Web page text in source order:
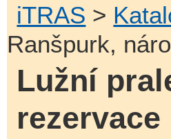
iTRAS >
Ranšpurk,
Lužní